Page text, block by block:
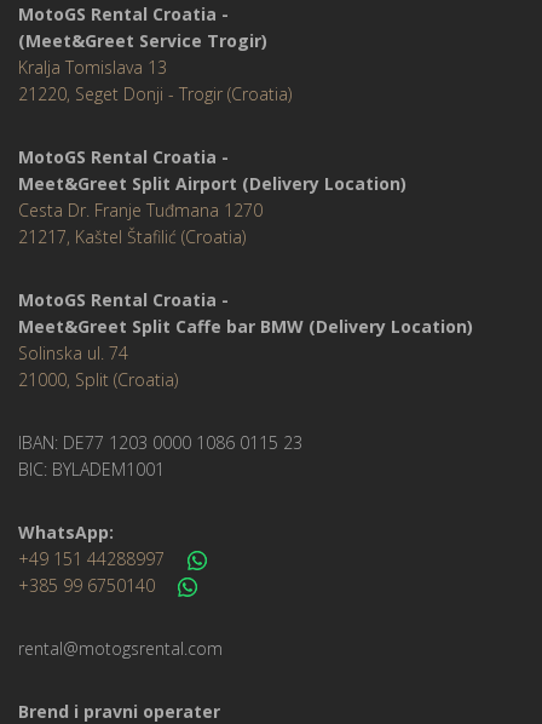
MotoGS Rental Croatia -
(Meet&Greet Service Trogir)
Kralja Tomislava 13
21220, Seget Donji - Trogir (Croatia)
MotoGS Rental Croatia -
Meet&Greet Split Airport (Delivery Location)
Cesta Dr. Franje Tuđmana 1270
21217, Kaštel Štafilić (Croatia)
MotoGS Rental Croatia -
Meet&Greet Split Caffe bar BMW (Delivery Location)
Solinska ul. 74
21000, Split (Croatia)
IBAN: DE77 1203 0000 1086 0115 23
BIC: BYLADEM1001
WhatsApp:
+49 151 44288997
+385 99 6750140
rental@motogsrental.com
Brend i pravni operater